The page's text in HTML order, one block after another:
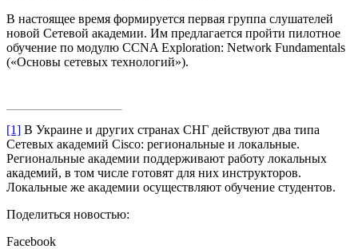
В настоящее время формируется первая группа слушателей
новой Сетевой академии. Им предлагается пройти пилотное
обучение по модулю CCNA Exploration: Network Fundamentals
(«Основы сетевых технологий»).
[1] В Украине и других странах СНГ действуют два типа
Сетевых академий Cisco: региональные и локальные.
Региональные академии поддерживают работу локальных
академий, в том числе готовят для них инструкторов.
Локальные же академии осуществляют обучение студентов.
Поделиться новостью:
Facebook